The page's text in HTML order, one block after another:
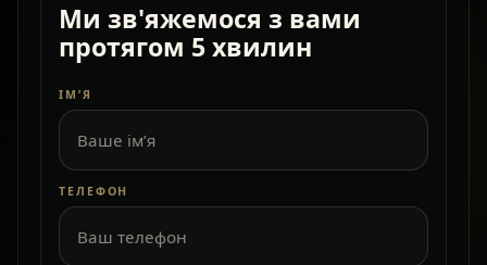
Ми зв'яжемося з вами
протягом 5 хвилин
ІМ’Я
ТЕЛЕФОН